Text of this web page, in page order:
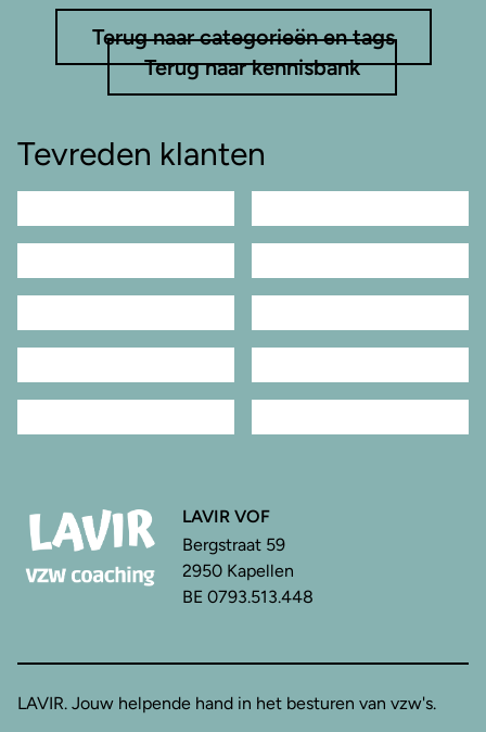
Terug naar categorieën en tags
Terug naar kennisbank
Tevreden klanten
LAVIR VOF
Bergstraat 59
2950 Kapellen
BE 0793.513.448
LAVIR. Jouw helpende hand in het besturen van vzw's.